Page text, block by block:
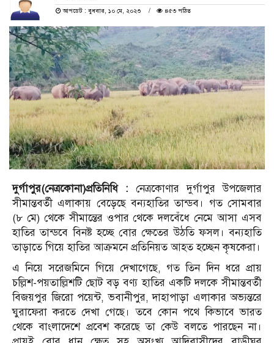
আপডেট : বুধবার, ১০ মে, ২০২৩
৪৫৩ পঠিত
দুর্গাপুর(নেত্রকোনা)প্রতিনিধি : নেত্রকোণার দুর্গাপুর উপজেলার
সীমান্তবর্তী এলাকায় বেড়েছে বন্যহাতির তান্ডব। গত সোমবার
(৮ মে) থেকে সীমান্তের ওপার থেকে দলবেঁধে নেমে আসা এসব
হাতির তান্ডবে বিনষ্ট হচ্ছে বোর ক্ষেতের উঠতি ফসল। বন্যহাতি
তাড়াতে গিয়ে হাতির আক্রমনে প্রতিনিয়ত আহত হচ্ছেন কৃষকেরা।
এ নিয়ে সরেজমিনে গিয়ে দেখাগেছে, গত তিন দিন ধরে প্রায়
চল্লিশ-পয়তাল্লিশটি ছোট বড় বণ্য হাতির একটি দলকে সীমান্তবর্তী
বিজয়পুর জিরো পয়েন্ট, ভবানীপুর, দাহাপাড়া এলাকার অভ্যন্তরে
ঘুরাফেরা করতে দেখা গেছে। তবে কোন পথে কিভাবে ভারত
থেকে বাংলাদেশে প্রবেশ করেছে তা কেউ বলতে পারছেন না।